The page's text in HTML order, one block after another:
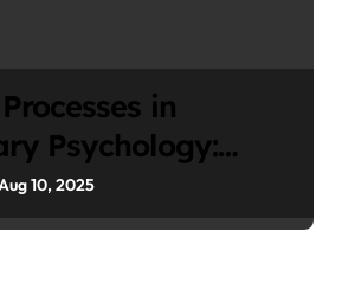
in
Psychology:
Human Nature
10, 2025